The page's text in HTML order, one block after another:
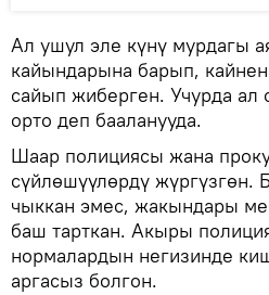
Ал ушул эле күнү мурдагы
кайындарына барып,
сайып жиберген. Учурда ал
орто деп бааланууда.
Шаар полициясы жана
сүйлөшүүлөрдү
чыккан эмес, жакындары
баш тарткан. Акыры
нормалардын негизинде
аргасыз болгон.